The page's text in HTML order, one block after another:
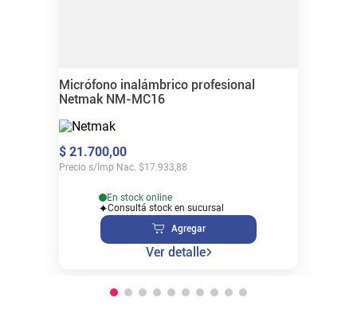
Micrófono inalámbrico profesional
Netmak NM-MC16
$ 21.700,00
Precio s/Imp Nac. $17.933,88
En stock online
Consultá stock en sucursal
Agregar
Ver detalle